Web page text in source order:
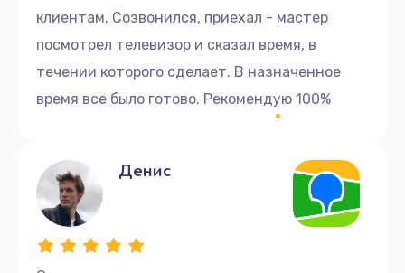
клиентам. Созвонился, приехал - мастер
посмотрел телевизор и сказал время, в
течении которого сделает. В назначенное
время все было готово. Рекомендую 100%
Денис